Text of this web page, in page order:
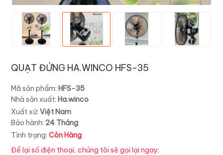
QUẠT ĐỨNG HA.WINCO HFS-35
Mã sản phẩm: HFS-35
Nhà sản xuất: Ha.winco
Xuất xứ: Việt Nam
Bảo hành: 24 Tháng
Tình trạng: Còn Hàng
Để lại số điện thoại, chúng tôi sẽ gọi lại ngay: